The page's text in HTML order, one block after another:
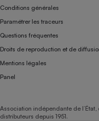
Conditions générales
Paramétrer les traceurs
Questions fréquentes
Droits de reproduction et de
Mentions légales
Panel
Association indépendante de
distributeurs depuis 1951.